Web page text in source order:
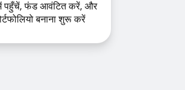
पहुँचें, फंड आवंटित करें, और
बनाना शुरू करें